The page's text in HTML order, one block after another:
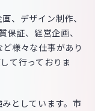
、デザイン制作、
保証、経営企画、
様々な仕事があり
て行っておりま
としています。市